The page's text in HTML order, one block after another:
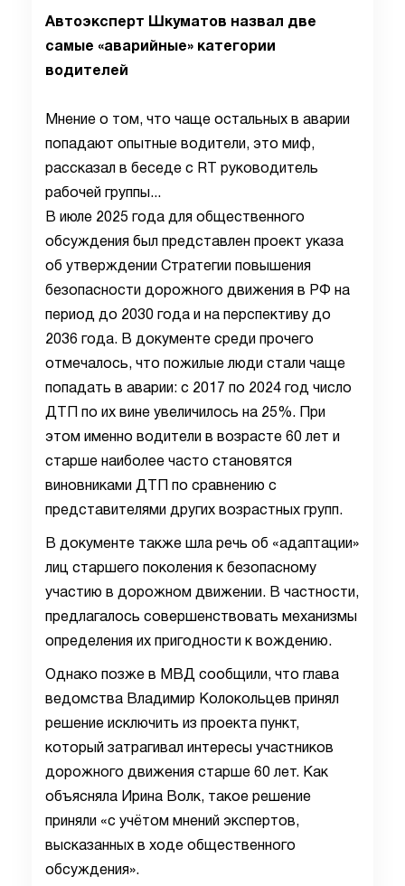
Автоэксперт Шкуматов назвал две
самые «аварийные» категории
водителей
Мнение о том, что чаще остальных в аварии
попадают опытные водители, это миф,
рассказал в беседе с RT руководитель
рабочей группы...
В июле 2025 года для общественного
обсуждения был представлен проект указа
об утверждении Стратегии повышения
безопасности дорожного движения в РФ на
период до 2030 года и на перспективу до
2036 года. В документе среди прочего
отмечалось, что пожилые люди стали чаще
попадать в аварии: с 2017 по 2024 год число
ДТП по их вине увеличилось на 25%. При
этом именно водители в возрасте 60 лет и
старше наиболее часто становятся
виновниками ДТП ‎по сравнению с
представителями других возрастных групп.
В документе также шла речь об «адаптации»
лиц старшего поколения ‎к безопасному
участию в дорожном движении. В частности,
предлагалось совершенствовать механизмы
определения их пригодности к вождению.
Однако позже в МВД сообщили, что глава
ведомства Владимир Колокольцев принял
решение исключить из проекта пункт,
который затрагивал интересы участников
дорожного движения старше 60 лет. Как
объясняла Ирина Волк, такое решение
приняли «с учётом мнений экспертов,
высказанных в ходе общественного
обсуждения».